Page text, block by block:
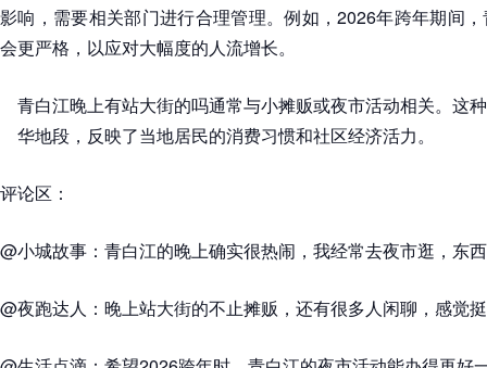
影响，需要相关部门进行合理管理。例如，2026年跨年期间
会更严格，以应对大幅度的人流增长。
青白江晚上有站大街的吗通常与小摊贩或夜市活动相关。这
华地段，反映了当地居民的消费习惯和社区经济活力。
评论区：
@小城故事：青白江的晚上确实很热闹，我经常去夜市逛，东
@夜跑达人：晚上站大街的不止摊贩，还有很多人闲聊，感觉